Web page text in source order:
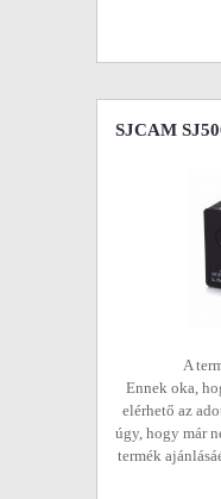
SJCAM
A
Ennek oka,
elérhető az
úgy, hogy már
termék